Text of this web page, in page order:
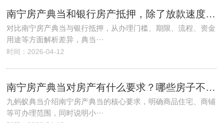
南宁房产典当和银行房产抵押，除了放款速度，还有哪些核心区别？
对比南宁房产典当与银行抵押，从办理门槛、期限、流程、资金
用途等方面解析差异，典当···
时间：2026-04-12
南宁房产典当对房产有什么要求？哪些房子不能办理？
九蚂蚁典当介绍南宁房产典当的核心要求，明确商品住宅、商铺
等可办理范围，同时说明小···